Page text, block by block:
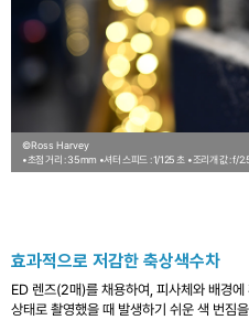
©Ross Harvey
•초점 거리 : 35mm •셔터 스피드 : 1/125 초 •조리개 값 : f/
효과적으로 저감한 축상색수차
ED 렌즈(2매)를 채용하여, 피사체와 배경
상태로 촬영했을 때 발생하기 쉬운 색 번짐